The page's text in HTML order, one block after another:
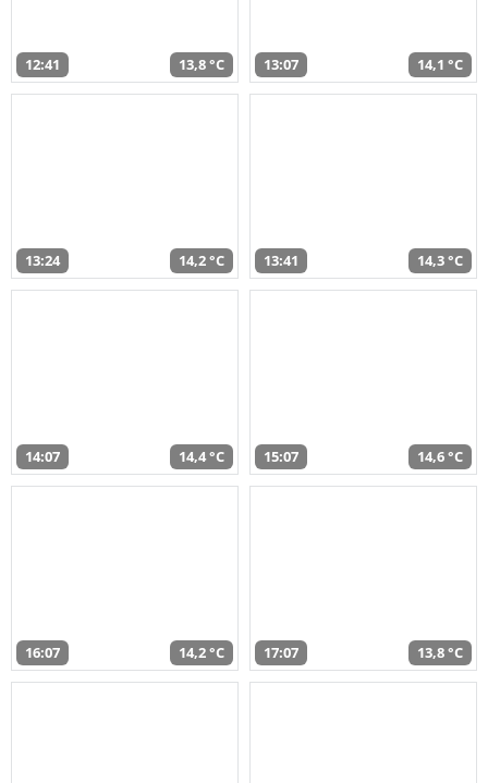
12:41 13,8 °C 13:07 14,1 °C
13:24 14,2 °C 13:41 14,3 °C
14:07 14,4 °C 15:07 14,6 °C
16:07 14,2 °C 17:07 13,8 °C